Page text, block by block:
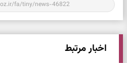
اخبار مرتبط